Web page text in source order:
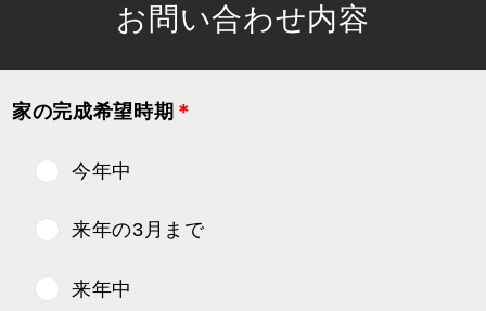
お問い合わせ内容
家の完成希望時期 ＊
今年中
来年の3月まで
来年中